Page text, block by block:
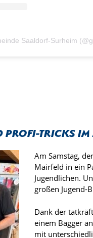
Profi-Tricks
Am Samstag,
Mairfeld in ein
Jugendlichen.
großen Jugend-
Dank der
einem Bagger
mit